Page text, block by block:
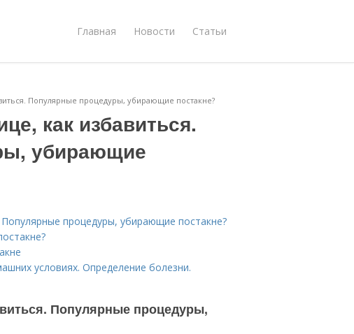
Главная Новости Статьи
Популярные процедуры, убирающие постакне?
как избавиться.
убирающие
процедуры, убирающие постакне?
условиях. Определение болезни.
Популярные процедуры,